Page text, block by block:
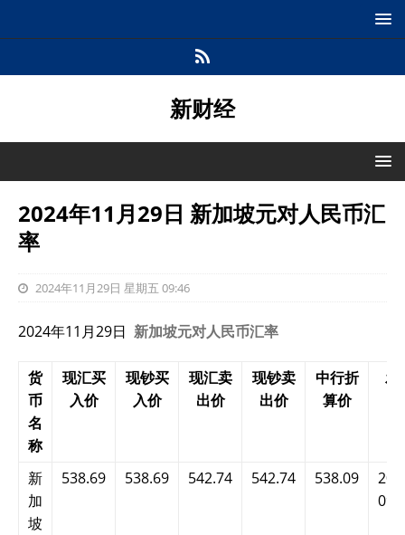
新财经
2024年11月29日 新加坡元对人民币汇
率
2024年11月29日 星期五 09:46
2024年11月29日 新加坡元对人民币汇率
货
币
名
称
现汇买
入价
现钞买
入价
现汇卖
出价
现钞卖
出价
中行折
算价
发
新
加
坡
538.69 538.69 542.74 542.74 538.09